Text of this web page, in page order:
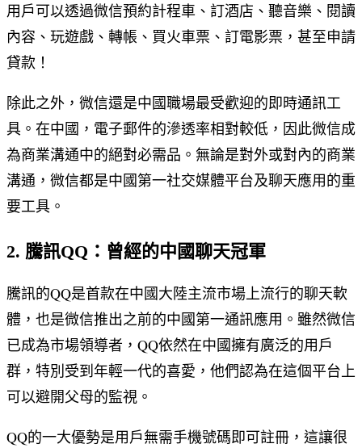
用戶可以透過微信預約計程車、訂酒店、聽音樂、閱讀
內容、玩遊戲、轉帳、買火車票、訂電影票，甚至申請
貸款！
除此之外，微信還是中國職場最受歡迎的即時通訊工
具。在中國，電子郵件的滲透率相對較低，因此微信成
為商業溝通中的絕對必需品。無論是對外或對內的商業
溝通，微信都是中國第一社交媒體平台及聊天應用的重
要工具。
2. 騰訊QQ：曾經的中國聊天冠軍
騰訊的QQ是首款在中國大陸主流市場上流行的聊天軟
體，也是微信推出之前的中國第一通訊應用。雖然微信
已成為市場領導者，QQ依然在中國擁有廣泛的用戶
群，特別受到年輕一代的喜愛，他們認為在這個平台上
可以避開父母的監視。
QQ的一大優勢是用戶無需手機號碼即可註冊，這讓很